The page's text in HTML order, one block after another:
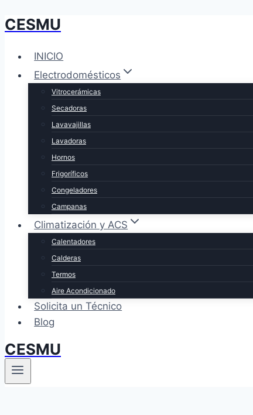
Saltar
contenido
CESMU
INICIO
Electrodomésticos
Vitrocerámicas
Secadoras
Lavavajillas
Lavadoras
Hornos
Frigoríficos
Congeladores
Campanas
Climatización y ACS
Calentadores
Calderas
Termos
Aire Acondicionado
Solicita un Técnico
Blog
CESMU